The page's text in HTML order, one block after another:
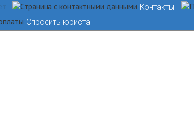
Контакты
Спросить юриста